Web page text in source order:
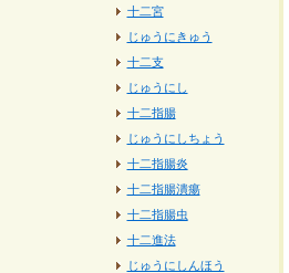
十二宮
じゅうにきゅう
十二支
じゅうにし
十二指腸
じゅうにしちょう
十二指腸炎
十二指腸潰瘍
十二指腸虫
十二進法
じゅうにしんほう